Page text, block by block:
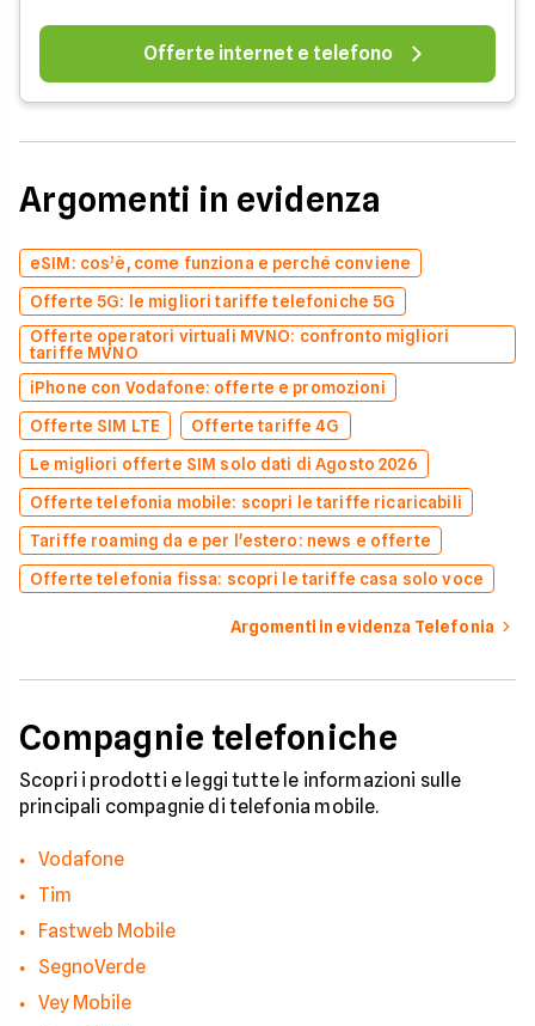
Offerte internet e telefono
Argomenti in evidenza
eSIM: cos’è, come funziona e perché conviene
Offerte 5G: le migliori tariffe telefoniche 5G
Offerte operatori virtuali MVNO: confronto migliori
tariffe MVNO
iPhone con Vodafone: offerte e promozioni
Offerte SIM LTE
Offerte tariffe 4G
Le migliori offerte SIM solo dati di Agosto 2026
Offerte telefonia mobile: scopri le tariffe ricaricabili
Tariffe roaming da e per l'estero: news e offerte
Offerte telefonia fissa: scopri le tariffe casa solo voce
Argomenti in evidenza Telefonia
Compagnie telefoniche
Scopri i prodotti e leggi tutte le informazioni sulle
principali compagnie di telefonia mobile.
Vodafone
Tim
Fastweb Mobile
SegnoVerde
Vey Mobile